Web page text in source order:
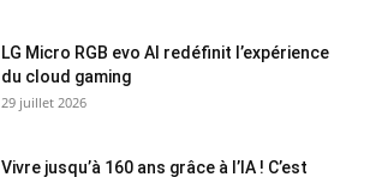
LG Micro RGB evo AI redéfinit l’expérience
du cloud gaming
29 juillet 2026
Vivre jusqu’à 160 ans grâce à l’IA ! C’est